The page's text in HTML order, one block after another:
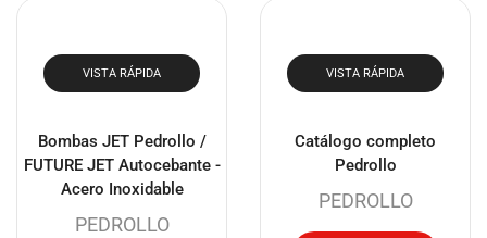
VISTA RÁPIDA
Bombas JET Pedrollo /
FUTURE JET Autocebante -
Acero Inoxidable
PEDROLLO
VISTA RÁPIDA
Catálogo completo
Pedrollo
PEDROLLO